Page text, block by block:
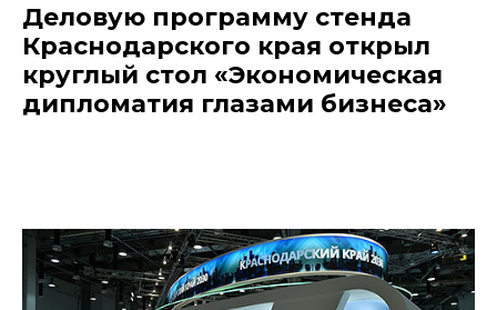
Деловую программу стенда
Краснодарского края открыл
круглый стол «Экономическая
дипломатия глазами бизнеса»